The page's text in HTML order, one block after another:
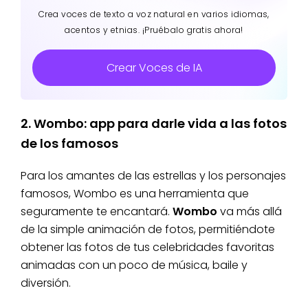
Crea voces de texto a voz natural en varios idiomas,
acentos y etnias. ¡Pruébalo gratis ahora!
Crear Voces de IA
2. Wombo: app para darle vida a las fotos
de los famosos
Para los amantes de las estrellas y los personajes
famosos, Wombo es una herramienta que
seguramente te encantará. Wombo va más allá
de la simple animación de fotos, permitiéndote
obtener las fotos de tus celebridades favoritas
animadas con un poco de música, baile y
diversión.